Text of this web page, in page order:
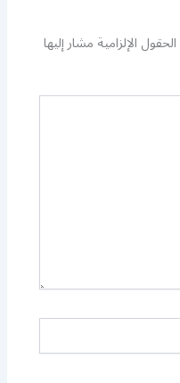
الحقول الإلزامية مشار إليها